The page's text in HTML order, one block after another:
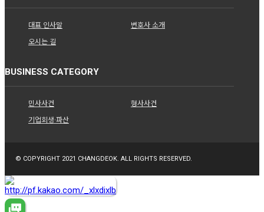
대표 인사말
변호사 소개
오시는 길
BUSINESS CATEGORY
민사사건
형사사건
기업회생·파산
© COPYRIGHT 2021 CHANGDEOK. ALL RIGHTS RESERVED.